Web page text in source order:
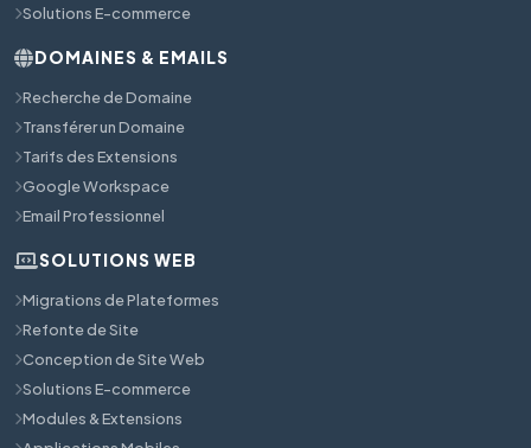
Solutions E-commerce
DOMAINES & EMAILS
Recherche de Domaine
Transférer un Domaine
Tarifs des Extensions
Google Workspace
Email Professionnel
SOLUTIONS WEB
Migrations de Plateformes
Refonte de Site
Conception de Site Web
Solutions E-commerce
Modules & Extensions